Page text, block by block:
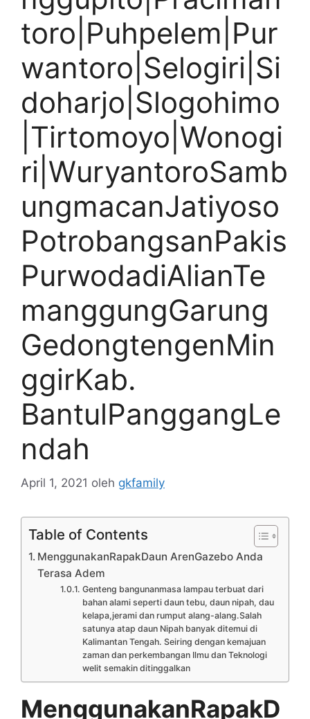
toro|Puhpelem|Pur
wantoro|Selogiri|Si
doharjo|Slogohimo
|Tirtomoyo|Wonogi
ri|WuryantoroSamb
ungmacanJatiyoso
PotrobangsanPakis
PurwodadiAlianTe
manggungGarung
GedongtengenMin
ggirKab.
BantulPanggangLe
ndah
April 1, 2021 oleh gkfamily
Table of Contents
MenggunakanRapakDaun ArenGazebo Anda
Terasa Adem
Genteng bangunanmasa lampau terbuat dari
bahan alami seperti daun tebu, daun nipah, dau
kelapa,jerami dan rumput alang-alang.Salah
satunya atap daun Nipah banyak ditemui di
Kalimantan Tengah. Seiring dengan kemajuan
zaman dan perkembangan Ilmu dan Teknologi
welit semakin ditinggalkan
MenggunakanRapakD